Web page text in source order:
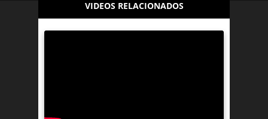
VIDEOS RELACIONADOS